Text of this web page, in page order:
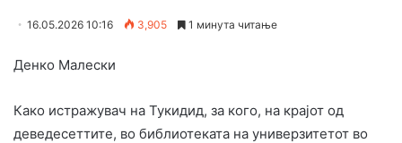
16.05.2026 10:16 3,905 1 минута читање
Денко Малески
Како истражувач на Тукидид, за кого, на крајот од
деведесеттите, во библиотеката на универзитетот во